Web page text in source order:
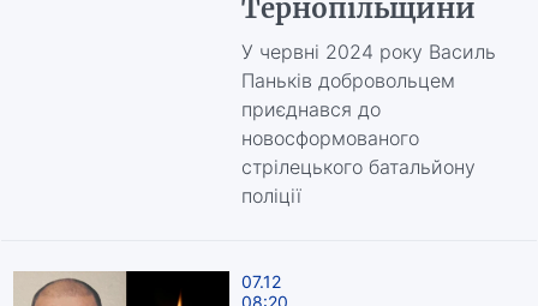
Тернопільщини
У червні 2024 року Василь
Паньків добровольцем
приєднався до
новосформованого
стрілецького батальйону
поліції
07.12
08:20